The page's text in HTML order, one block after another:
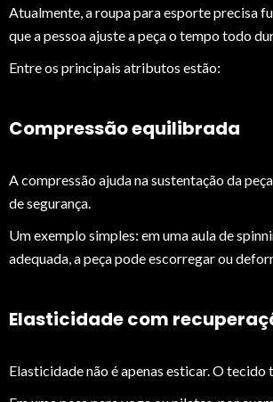
Atualmente, a roupa para esporte precisa
que a pessoa ajuste a peça o tempo todo
Entre os principais atributos estão:
Compressão equilibrada
A compressão ajuda na sustentação da
de segurança.
Um exemplo simples: em uma aula de
adequada, a peça pode escorregar ou
Elasticidade com
Elasticidade não é apenas esticar. O